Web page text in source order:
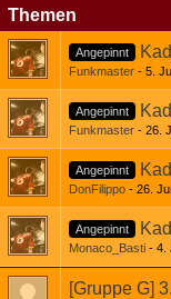
Themen
Angepinnt
Funkmaster 5.
Angepinnt
Funkmaster 26.
Angepinnt
DonFilippo 26.
Angepinnt
Monaco_Basti 4.
[Gruppe G]